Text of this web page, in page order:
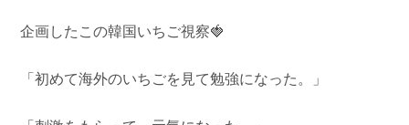
企画したこの韓国いちご視察🍓
「初めて海外のいちごを見て勉強になった。」